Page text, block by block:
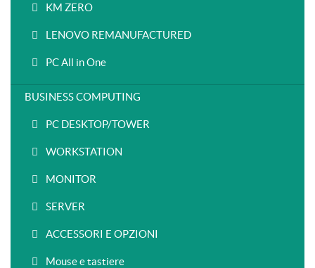
KM ZERO
LENOVO REMANUFACTURED
PC All in One
BUSINESS COMPUTING
PC DESKTOP/TOWER
WORKSTATION
MONITOR
SERVER
ACCESSORI E OPZIONI
Mouse e tastiere